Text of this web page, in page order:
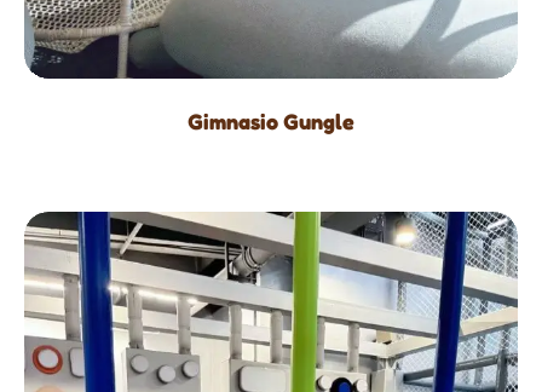
Gimnasio Gungle